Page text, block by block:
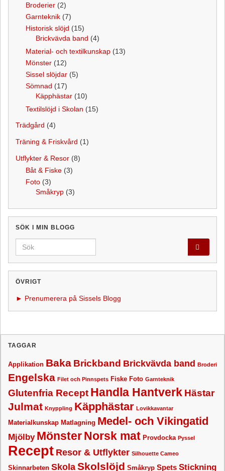
Broderier (2)
Garnteknik (7)
Historisk slöjd (15)
Brickvävda band (4)
Material- och textilkunskap (13)
Mönster (12)
Sissel slöjdar (5)
Sömnad (17)
Käpphästar (10)
Textilslöjd i Skolan (15)
Trädgård (4)
Träning & Friskvård (1)
Utflykter & Resor (8)
Båt & Fiske (3)
Foto (3)
Småkryp (3)
SÖK I MIN BLOGG
Search for:
ÖVRIGT
► Prenumerera på Sissels Blogg
TAGGAR
Applikation Baka Brickband Brickvävda band Broderi
Engelska Filet och Pinnspets Fiske Foto Garnteknik
Glutenfria Recept Handla Hantverk Hästar
Julmat Knyppling Käpphästar Lovikkavantar
Materialkunskap Matlagning Medel- och Vikingatid
Mjölby MönsterNorsk mat Provdocka Pyssel
Recept Resor & Utflykter Silhouette Cameo
Skinnarbeten Skola Skolslöjd Småkryp Spets Stickning